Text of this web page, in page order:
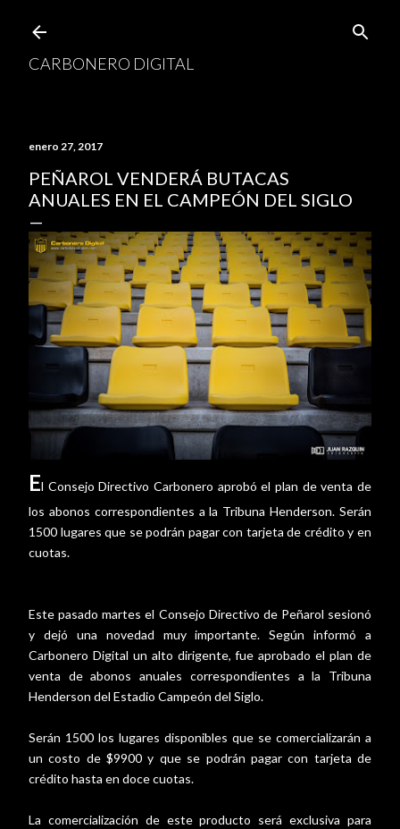
CARBONERO DIGITAL
enero 27, 2017
PEÑAROL VENDERÁ BUTACAS
ANUALES EN EL CAMPEÓN DEL SIGLO
El Consejo Directivo Carbonero aprobó el plan de venta de
los abonos correspondientes a la Tribuna Henderson. Serán
1500 lugares que se podrán pagar con tarjeta de crédito y en
cuotas.
Este pasado martes el Consejo Directivo de Peñarol sesionó
y dejó una novedad muy importante. Según informó a
Carbonero Digital un alto dirigente, fue aprobado el plan de
venta de abonos anuales correspondientes a la Tribuna
Henderson del Estadio Campeón del Siglo.
Serán 1500 los lugares disponibles que se comercializarán a
un costo de $9900 y que se podrán pagar con tarjeta de
crédito hasta en doce cuotas.
La comercialización de este producto será exclusiva para